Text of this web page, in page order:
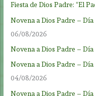
Fiesta de Dios Padre: “El
Novena a Dios Padre –
06/08/2026
Novena a Dios Padre –
Novena a Dios Padre –
04/08/2026
Novena a Dios Padre –